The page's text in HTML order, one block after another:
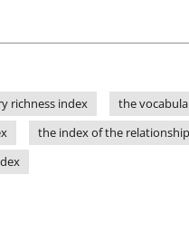
richness index
the
the index of the